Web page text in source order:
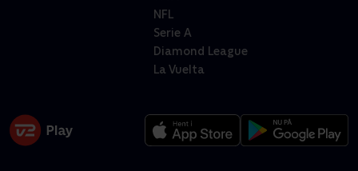
NFL
Serie A
Diamond League
La Vuelta